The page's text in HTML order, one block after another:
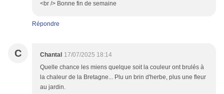
<br /> Bonne fin de semaine
Répondre
C Chantal 17/07/2025 18:14
Quelle chance les miens quelque soit la couleur ont brulés à
la chaleur de la Bretagne... Plu un brin d'herbe, plus une fleur
au jardin.